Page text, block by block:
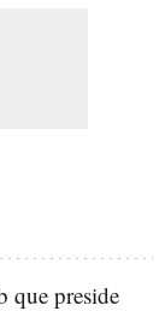
que preside